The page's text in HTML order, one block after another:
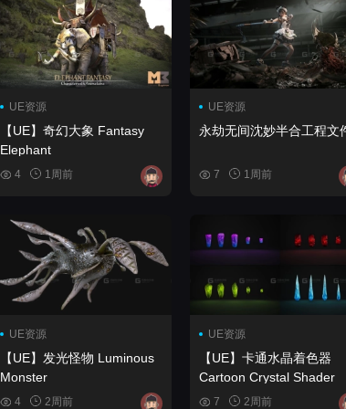
UE资源
【UE】奇幻大象 Fantasy
Elephant
4 1周前
UE资源
永劫无间沈妙半合工程文
7 1周前
UE资源
【UE】发光怪物 Luminous
Monster
4 2周前
UE资源
【UE】卡通水晶着色器
Cartoon Crystal Shader
7 2周前